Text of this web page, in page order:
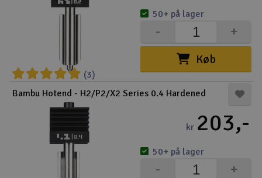
(3)
Køb
+
-
50+ på lager
Bambu Hotend - H2/P2/X2 Series 0.4 Hardened
kr 203,-
+
-
50+ på lager